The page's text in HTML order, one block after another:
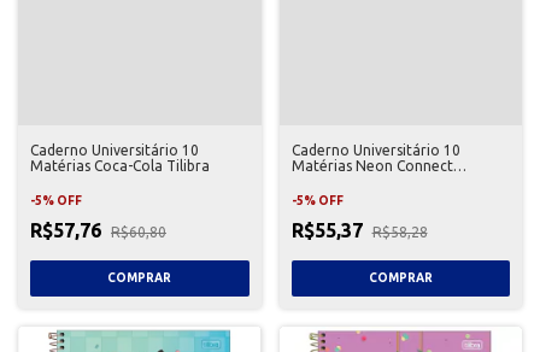
Caderno Universitário 10
Matérias Coca-Cola Tilibra
-5% OFF
R$57,76 R$60,80
Caderno Universitário 10
Matérias Neon Connect
-5% OFF
R$55,37 R$58,28